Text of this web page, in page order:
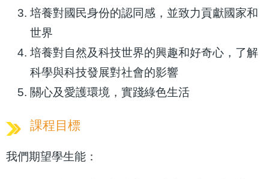
培養對國民身份的認同感，並致力貢獻國家和
世界
培養對自然及科技世界的興趣和好奇心，了解
科學與科技發展對社會的影響
關心及愛護環境，實踐綠色生活
課程目標
我們期望學生能：